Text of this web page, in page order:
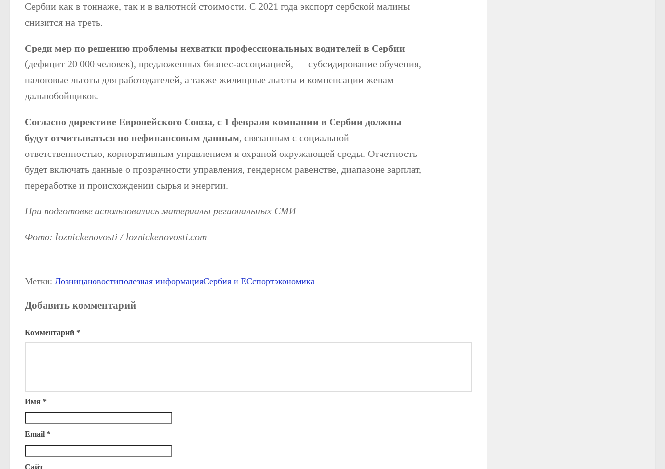
Сербии как в тоннаже, так и в валютной стоимости. С 2021 года экспорт сербской малины
снизится на треть.
Среди мер по решению проблемы нехватки профессиональных водителей в Сербии
(дефицит 20 000 человек), предложенных бизнес-ассоциацией, — субсидирование обучения,
налоговые льготы для работодателей, а также жилищные льготы и компенсации женам
дальнобойщиков.
Согласно директиве Европейского Союза, с 1 февраля компании в Сербии должны
будут отчитываться по нефинансовым данным, связанным с социальной
ответственностью, корпоративным управлением и охраной окружающей среды. Отчетность
будет включать данные о прозрачности управления, гендерном равенстве, диапазоне зарплат,
переработке и происхождении сырья и энергии.
При подготовке использовались материалы региональных СМИ
Фото: loznickenovosti / loznickenovosti.com
Метки: Лозницановостиполезная информацияСербия и ЕСспортэкономика
Добавить комментарий
Комментарий *
Имя *
Email *
Сайт